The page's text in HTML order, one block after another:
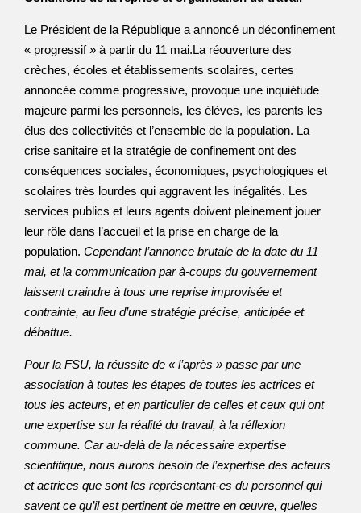
Le Président de la République a annoncé un déconfinement
« progressif » à partir du 11 mai.La réouverture des
crèches, écoles et établissements scolaires, certes
annoncée comme progressive, provoque une inquiétude
majeure parmi les personnels, les élèves, les parents les
élus des collectivités et l’ensemble de la population. La
crise sanitaire et la stratégie de confinement ont des
conséquences sociales, économiques, psychologiques et
scolaires très lourdes qui aggravent les inégalités. Les
services publics et leurs agents doivent pleinement jouer
leur rôle dans l’accueil et la prise en charge de la
population. Cependant l’annonce brutale de la date du 11
mai, et la communication par à-coups du gouvernement
laissent craindre à tous une reprise improvisée et
contrainte, au lieu d’une stratégie précise, anticipée et
débattue.
Pour la FSU, la réussite de « l’après » passe par une
association à toutes les étapes de toutes les actrices et
tous les acteurs, et en particulier de celles et ceux qui ont
une expertise sur la réalité du travail, à la réflexion
commune. Car au-delà de la nécessaire expertise
scientifique, nous aurons besoin de l’expertise des acteurs
et actrices que sont les représentant-es du personnel qui
savent ce qu’il est pertinent de mettre en œuvre, quelles